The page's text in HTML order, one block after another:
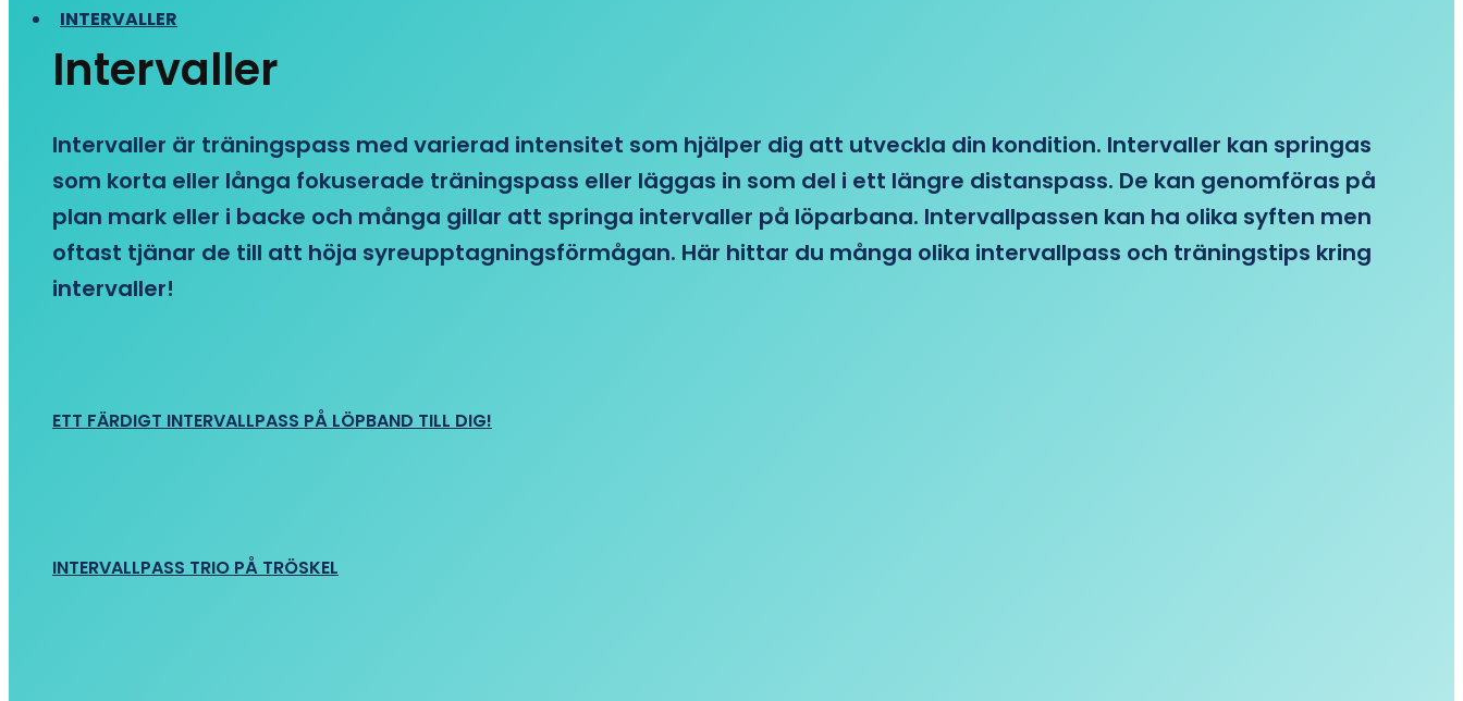
INTERVALLER
Intervaller
Intervaller är träningspass med varierad intensitet som hjälper dig att utveckla din kondition. Intervaller kan springas
som korta eller långa fokuserade träningspass eller läggas in som del i ett längre distanspass. De kan genomföras på
plan mark eller i backe och många gillar att springa intervaller på löparbana. Intervallpassen kan ha olika syften men
oftast tjänar de till att höja syreupptagningsförmågan. Här hittar du många olika intervallpass och träningstips kring
intervaller!
ETT FÄRDIGT INTERVALLPASS PÅ LÖPBAND TILL DIG!
INTERVALLPASS TRIO PÅ TRÖSKEL